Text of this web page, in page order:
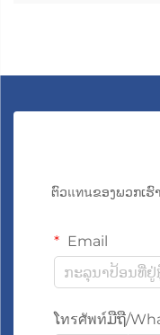
ຕົວแทนຂອງພວກເຮົ
Email
ໂทรศัพท์ມືຖື/